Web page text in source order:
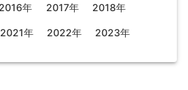
2016年 2017年 2018年
2021年 2022年 2023年